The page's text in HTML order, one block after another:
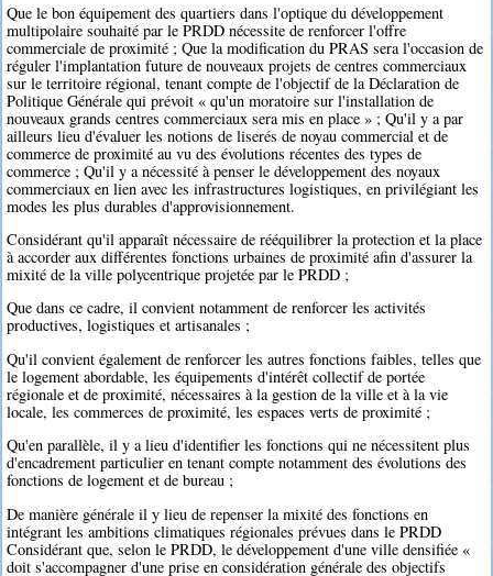
Que le bon équipement des quartiers dans l'optique du développement
multipolaire souhaité par le PRDD nécessite de renforcer l'offre
commerciale de proximité ; Que la modification du PRAS sera l'occasion de
réguler l'implantation future de nouveaux projets de centres commerciaux
sur le territoire régional, tenant compte de l'objectif de la Déclaration de
Politique Générale qui prévoit « qu'un moratoire sur l'installation de
nouveaux grands centres commerciaux sera mis en place » ; Qu'il y a par
ailleurs lieu d'évaluer les notions de liserés de noyau commercial et de
commerce de proximité au vu des évolutions récentes des types de
commerce ; Qu'il y a nécessité à penser le développement des noyaux
commerciaux en lien avec les infrastructures logistiques, en privilégiant les
modes les plus durables d'approvisionnement.
Considérant qu'il apparaît nécessaire de rééquilibrer la protection et la place
à accorder aux différentes fonctions urbaines de proximité afin d'assurer la
mixité de la ville polycentrique projetée par le PRDD ;
Que dans ce cadre, il convient notamment de renforcer les activités
productives, logistiques et artisanales ;
Qu'il convient également de renforcer les autres fonctions faibles, telles que
le logement abordable, les équipements d'intérêt collectif de portée
régionale et de proximité, nécessaires à la gestion de la ville et à la vie
locale, les commerces de proximité, les espaces verts de proximité ;
Qu'en parallèle, il y a lieu d'identifier les fonctions qui ne nécessitent plus
d'encadrement particulier en tenant compte notamment des évolutions des
fonctions de logement et de bureau ;
De manière générale il y lieu de repenser la mixité des fonctions en
intégrant les ambitions climatiques régionales prévues dans le PRDD
Considérant que, selon le PRDD, le développement d'une ville densifiée «
doit s'accompagner d'une prise en considération générale des objectifs